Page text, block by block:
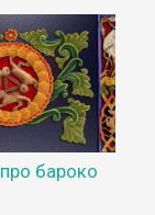
бароко